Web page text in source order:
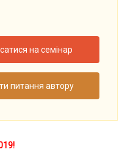
на семінар
питання автору